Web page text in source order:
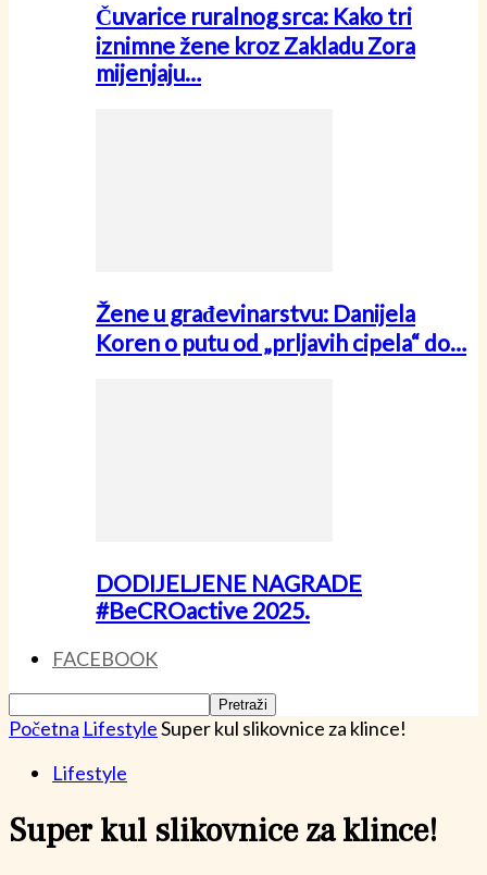
Čuvarice ruralnog srca: Kako tri
iznimne žene kroz Zakladu Zora
mijenjaju…
Žene u građevinarstvu: Danijela
Koren o putu od „prljavih cipela“ do…
DODIJELJENE NAGRADE
#BeCROactive 2025.
FACEBOOK
Početna LifestyleSuper kul slikovnice za klince!
Lifestyle
Super kul slikovnice za klince!